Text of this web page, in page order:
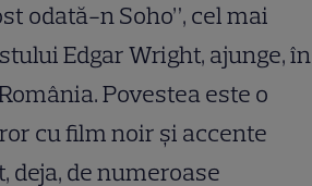
odată-n Soho”, cel mai
Edgar Wright, ajunge, în
Povestea este o
cu film noir și accente
deja, de numeroase